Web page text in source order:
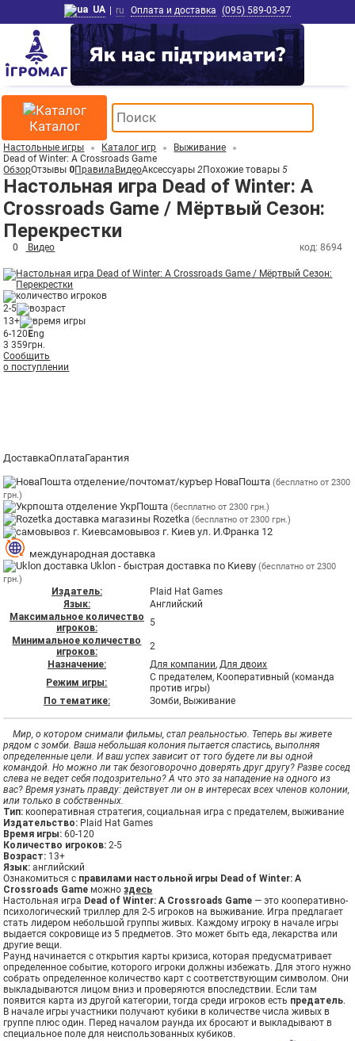
UA | ru Оплата и доставка (095) 589-03-97
Каталог
Настольные игры Каталог игр
Выживание
Dead of Winter: A Crossroads Game
ОбзорОтзывы 0Правила ВидеоАксессуары2 Похожие товары5
Настольная игра Dead of Winter: A
Crossroads Game / Мёртвый Сезон:
Перекрестки
0 Видео код: 8694
2-5
13+
6-120 Eng
3 359грн.
Сообщить
о поступлении
ДоставкаОплатаГарантия
отделение/почтомат/куръер НоваПошта(бесплатно от 2300
грн.)
отделение УкрПошта(бесплатно от 2300 грн.)
магазины Rozetka(бесплатно от 2300 грн.)
самовывоз г. Киев ул. И.Франка 12
международная доставка
Uklon - быстрая доставка по Киеву(бесплатно от 2300
грн.)
Издатель:
Plaid Hat Games
Язык:
Английский
Максимальное количество
игроков:
5
Минимальное количество
игроков:
2
Назначение:
Для компании,Для двоих
Режим игры:
С предателем, Кооперативный (команда
против игры)
По тематике:
Зомби, Выживание
Мир, о котором снимали фильмы, стал реальностью. Теперь вы живете
рядом с зомби. Ваша небольшая колония пытается спастись, выполняя
определенные цели. И ваш успех зависит от того будете ли вы одной
командой. Но можно ли так безоговорочно доверять друг другу? Разве сосед
слева не ведет себя подозрительно? А что это за нападение на одного из
вас? Время узнать правду: действует ли он в интересах всех членов колонии,
или только в собственных.
Тип: кооперативная стратегия, социальная игра с предателем, выживание
Издательство: Plaid Hat Games
Время игры:60-120
Количество игроков: 2-5
Возраст: 13+
Язык:английский
Ознакомиться с правилами настольной игры Dead of Winter: A
Crossroads Game можноздесь
Настольная игра Dead of Winter: A Crossroads Game— это кооперативно-
психологический триллер для 2-5 игроков на выживание. Игра предлагает
стать лидером небольшой группы живых. Каждому игроку в начале игры
выдается сокровище из 5 предметов. Это может быть еда, лекарства или
другие вещи.
Раунд начинается с открытия карты кризиса, которая предусматривает
определенное событие, которого игроки должны избежать. Для этого нужно
собрать определенное количество карт с соответствующим символом. Они
выкладываются лицом вниз и проверяются впоследствии. Если там
появится карта из другой категории, тогда среди игроков есть предатель.
В начале игры участники получают кубики в количестве числа живых в
группе плюс один. Перед началом раунда их бросают и выкладывают в
специальное поле для неиспользованных кубиков.